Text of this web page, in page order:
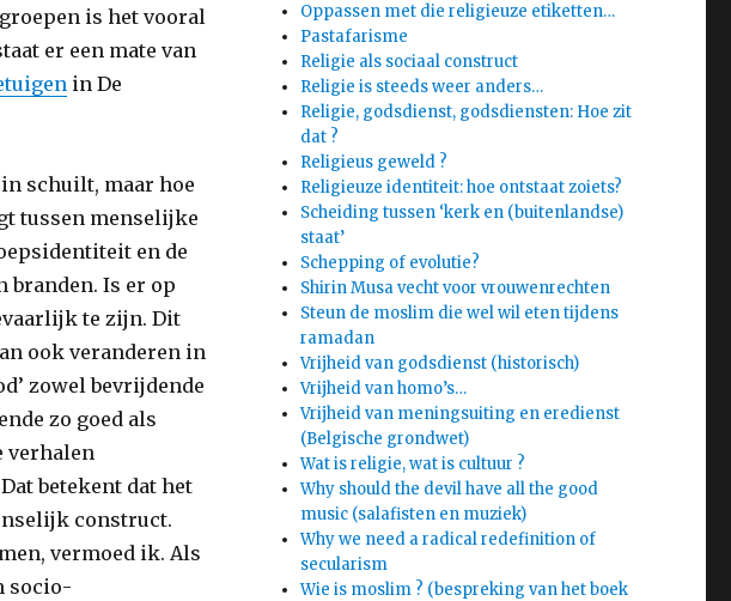
is het vooral
er een mate van
in De
schuilt, maar hoe
tussen menselijke
en de
branden. Is er op
te zijn. Dit
ook veranderen in
zowel bevrijdende
zo goed als
verhalen
betekent dat het
construct.
vermoed ik. Als
socio-
Oppassen met die religieuze etiketten…
Pastafarisme
Religie als sociaal construct
Religie is steeds weer anders…
Religie, godsdienst, godsdiensten: Hoe zit
dat ?
Religieus geweld ?
Religieuze identiteit: hoe ontstaat zoiets?
Scheiding tussen ‘kerk en (buitenlandse)
staat’
Schepping of evolutie?
Shirin Musa vecht voor vrouwenrechten
Steun de moslim die wel wil eten tijdens
ramadan
Vrijheid van godsdienst (historisch)
Vrijheid van homo’s…
Vrijheid van meningsuiting en eredienst
(Belgische grondwet)
Wat is religie, wat is cultuur ?
Why should the devil have all the good
music (salafisten en muziek)
Why we need a radical redefinition of
secularism
Wie is moslim ? (bespreking van het boek